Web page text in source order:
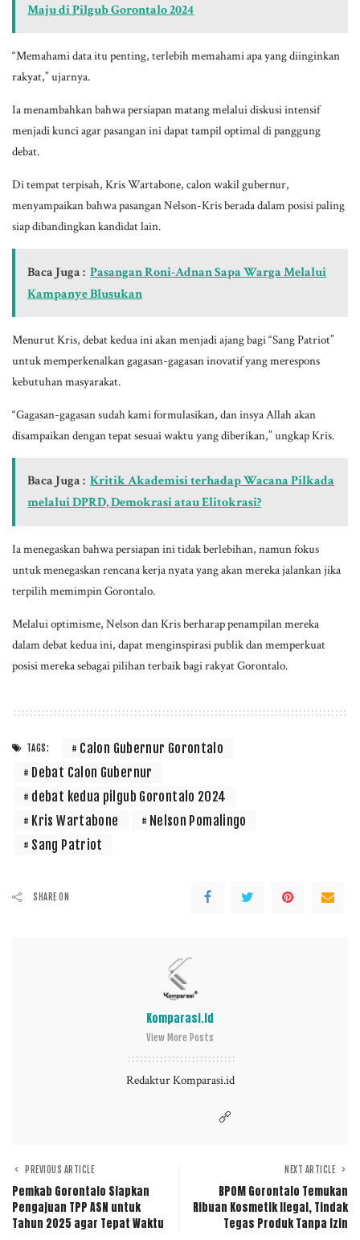
Maju di Pilgub Gorontalo 2024
“Memahami data itu penting, terlebih memahami apa yang diinginkan
rakyat,” ujarnya.
Ia menambahkan bahwa persiapan matang melalui diskusi intensif
menjadi kunci agar pasangan ini dapat tampil optimal di panggung
debat.
Di tempat terpisah, Kris Wartabone, calon wakil gubernur,
menyampaikan bahwa pasangan Nelson-Kris berada dalam posisi paling
siap dibandingkan kandidat lain.
Baca Juga : Pasangan Roni-Adnan Sapa Warga Melalui
Kampanye Blusukan
Menurut Kris, debat kedua ini akan menjadi ajang bagi “Sang Patriot”
untuk memperkenalkan gagasan-gagasan inovatif yang merespons
kebutuhan masyarakat.
“Gagasan-gagasan sudah kami formulasikan, dan insya Allah akan
disampaikan dengan tepat sesuai waktu yang diberikan,” ungkap Kris.
Baca Juga : Kritik Akademisi terhadap Wacana Pilkada
melalui DPRD, Demokrasi atau Elitokrasi?
Ia menegaskan bahwa persiapan ini tidak berlebihan, namun fokus
untuk menegaskan rencana kerja nyata yang akan mereka jalankan jika
terpilih memimpin Gorontalo.
Melalui optimisme, Nelson dan Kris berharap penampilan mereka
dalam debat kedua ini, dapat menginspirasi publik dan memperkuat
posisi mereka sebagai pilihan terbaik bagi rakyat Gorontalo.
TAGS:
Calon Gubernur Gorontalo
Debat Calon Gubernur
debat kedua pilgub Gorontalo 2024
Kris Wartabone
Nelson Pomalingo
Sang Patriot
SHARE ON
Komparasi.id
View More Posts
Redaktur Komparasi.id
PREVIOUS ARTICLE
Pemkab Gorontalo Siapkan
Pengajuan TPP ASN untuk
Tahun 2025 agar Tepat Waktu
NEXT ARTICLE
BPOM Gorontalo Temukan
Ribuan Kosmetik Ilegal, Tindak
Tegas Produk Tanpa Izin